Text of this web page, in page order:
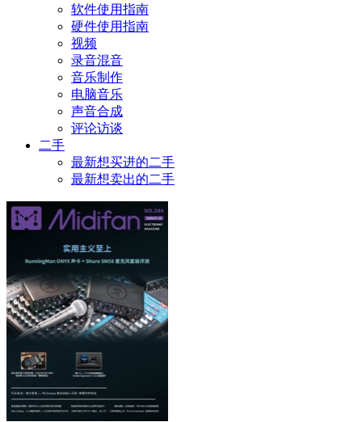
软件使用指南
硬件使用指南
视频
录音混音
音乐制作
电脑音乐
声音合成
评论访谈
二手
最新想买进的二手
最新想卖出的二手